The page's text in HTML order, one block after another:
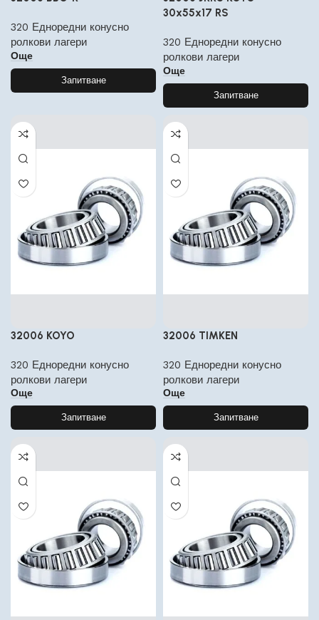
320 Едноредни конусно
ролкови лагери
Още
Запитване
30x55x17 RS
320 Едноредни конусно
ролкови лагери
Още
Запитване
32006 KOYO
320 Едноредни конусно
ролкови лагери
Още
Запитване
32006 TIMKEN
320 Едноредни конусно
ролкови лагери
Още
Запитване